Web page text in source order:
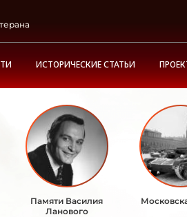
ИСТОРИЧЕСКИЕ СТАТЬИ
Памяти Василия
Ланового